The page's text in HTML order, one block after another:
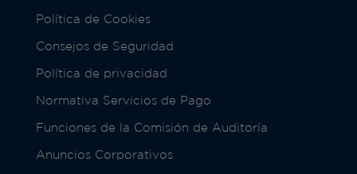
Política de Cookies
Consejos de Seguridad
Política de privacidad
Normativa Servicios de Pago
Funciones de la Comisión de Auditoría
Anuncios Corporativos